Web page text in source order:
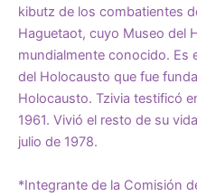
kibutz de los combatientes
Haguetaot, cuyo Museo del
mundialmente conocido. Es
del Holocausto que fue
Holocausto. Tzivia testificó
1961. Vivió el resto de su
julio de 1978.
*Integrante de la Comisión